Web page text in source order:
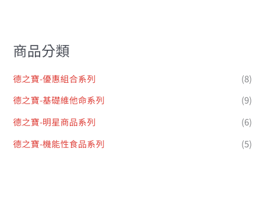
商品分類
德之寶-優惠組合系列
(8)
德之寶-基礎維他命系列
(9)
德之寶-明星商品系列
(6)
德之寶-機能性食品系列
(5)